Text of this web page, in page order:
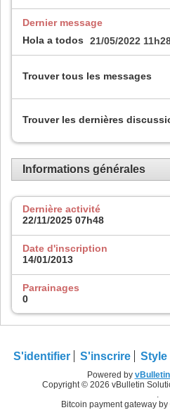
Dernier message
Hola a todos
21/05/2022
Trouver tous les messages
Trouver les dernières
Informations générales
Dernière activité
22/11/2025 07h48
Date d'inscription
14/01/2013
Parrainages
0
S'identifier S'inscrire Style
Powered by
Copyright © 2026 vBulletin
.
Bitcoin payment gateway